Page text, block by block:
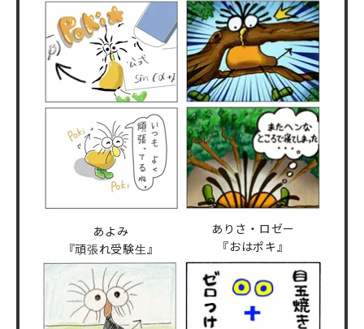
あよみ
『頑張れ受験生』
ありさ・ロゼー
『おはポキ』